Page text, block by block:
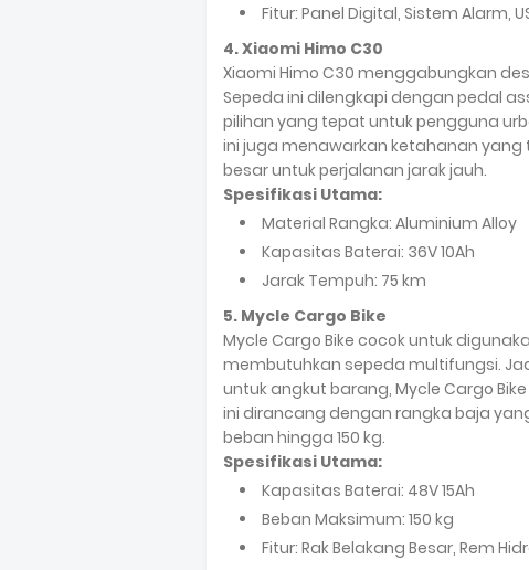
Fitur: Panel Digital, Sistem Alarm,
4. Xiaomi Himo C30
Xiaomi Himo C30 menggabungkan
Sepeda ini dilengkapi dengan pedal
pilihan yang tepat untuk pengguna
ini juga menawarkan ketahanan
besar untuk perjalanan jarak jauh.
Spesifikasi Utama:
Material Rangka: Aluminium Alloy
Kapasitas Baterai: 36V 10Ah
Jarak Tempuh: 75 km
5. Mycle Cargo Bike
Mycle Cargo Bike cocok untuk
membutuhkan sepeda multifungsi.
untuk angkut barang, Mycle Cargo
ini dirancang dengan rangka baja
beban hingga 150 kg.
Spesifikasi Utama:
Kapasitas Baterai: 48V 15Ah
Beban Maksimum: 150 kg
Fitur: Rak Belakang Besar, Rem